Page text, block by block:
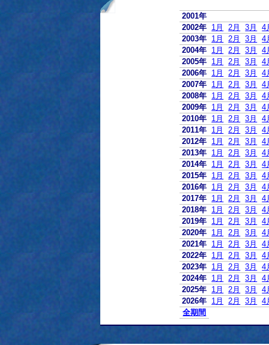
2001年
2002年 1月 2月 3月
4
2003年 1月 2月 3月
4
2004年 1月 2月 3月
4
2005年 1月 2月 3月
4
2006年 1月 2月 3月
4
2007年 1月 2月 3月
4
2008年 1月 2月 3月
4
2009年 1月 2月 3月
4
2010年 1月 2月 3月
4
2011年 1月 2月 3月
4
2012年 1月 2月 3月
4
2013年 1月 2月 3月
4
2014年 1月 2月 3月
4
2015年 1月 2月 3月
4
2016年 1月 2月 3月
4
2017年 1月 2月 3月
4
2018年 1月 2月 3月
4
2019年 1月 2月 3月
4
2020年 1月 2月 3月
4
2021年 1月 2月 3月
4
2022年 1月 2月 3月
4
2023年 1月 2月 3月
4
2024年 1月 2月 3月
4
2025年 1月 2月 3月
4
2026年 1月 2月 3月
4
全期間